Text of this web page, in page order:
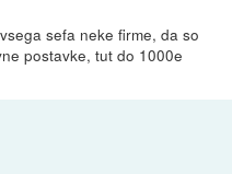
sefa neke firme, da so
postavke, tut do 1000e